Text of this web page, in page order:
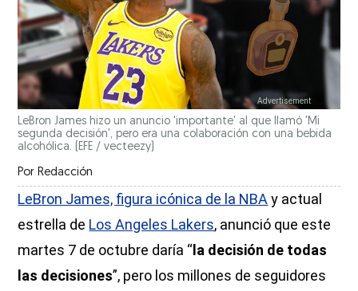
LeBron James hizo un anuncio 'importante' al que llamó 'Mi
segunda decisión', pero era una colaboración con una bebida
alcohólica.
(EFE / vecteezy)
Por Redacción
LeBron James, figura icónica de la NBA y actual
estrella de Los Angeles Lakers, anunció que este
martes 7 de octubre daría “la decisión de todas
las decisiones”, pero los millones de seguidores